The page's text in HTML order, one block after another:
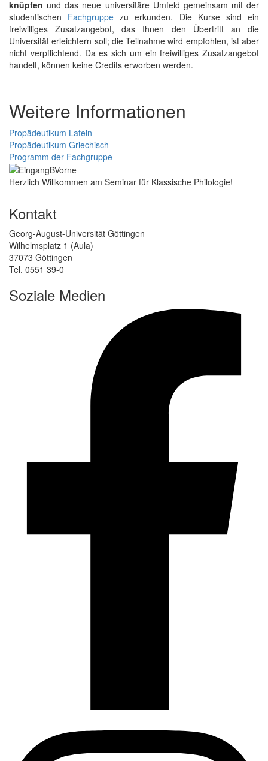
knüpfen und das neue universitäre Umfeld gemeinsam mit der
studentischen Fachgruppe zu erkunden. Die Kurse sind ein
freiwilliges Zusatzangebot, das Ihnen den Übertritt an die
Universität erleichtern soll; die Teilnahme wird empfohlen, ist aber
nicht verpflichtend. Da es sich um ein freiwilliges Zusatzangebot
handelt, können keine Credits erworben werden.
Weitere Informationen
Propädeutikum Latein
Propädeutikum Griechisch
Programm der Fachgruppe
Herzlich Willkommen am Seminar für Klassische Philologie!
Kontakt
Georg-August-Universität Göttingen
Wilhelmsplatz 1 (Aula)
37073 Göttingen
Tel. 0551 39-0
Soziale Medien